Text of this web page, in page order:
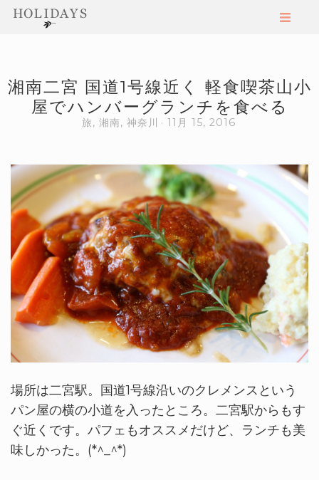
湘南二宮 国道1号線近く 軽食喫茶山小
屋でハンバーグランチを食べる
旅, 湘南, 神奈川 11月 15, 2016
場所は二宮駅。国道1号線沿いのクレメンスという
パン屋の横の小道を入ったところ。二宮駅からもす
ぐ近くです。パフェもオススメだけど、ランチも美
味しかった。(*^_^*)